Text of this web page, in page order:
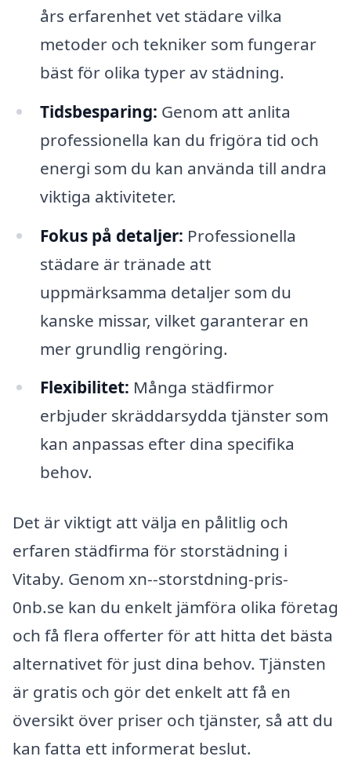
års erfarenhet vet städare vilka
metoder och tekniker som fungerar
bäst för olika typer av städning.
Tidsbesparing: Genom att anlita
professionella kan du frigöra tid och
energi som du kan använda till andra
viktiga aktiviteter.
Fokus på detaljer: Professionella
städare är tränade att
uppmärksamma detaljer som du
kanske missar, vilket garanterar en
mer grundlig rengöring.
Flexibilitet: Många städfirmor
erbjuder skräddarsydda tjänster som
kan anpassas efter dina specifika
behov.
Det är viktigt att välja en pålitlig och
erfaren städfirma för storstädning i
Vitaby. Genom xn--storstdning-pris-
0nb.se kan du enkelt jämföra olika företag
och få flera offerter för att hitta det bästa
alternativet för just dina behov. Tjänsten
är gratis och gör det enkelt att få en
översikt över priser och tjänster, så att du
kan fatta ett informerat beslut.